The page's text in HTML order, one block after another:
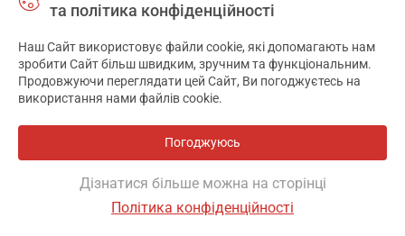
Фільтр
Про компанію
та політика конфіденційності
Наш Сайт використовує файли cookie, які допомагають нам
зробити Сайт більш швидким, зручним та функціональним.
Продовжуючи переглядати цей Сайт, Ви погоджуєтесь на
використання нами файлів cookie.
Погоджуюсь
Дізнатися більше можна на сторінці
Політика конфіденційності
✕